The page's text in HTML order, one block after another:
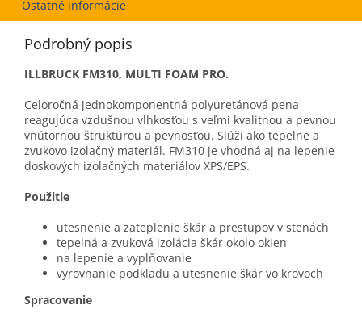
Ostatné informácie
Podrobný popis
ILLBRUCK FM310, MULTI FOAM PRO.
Celoročná jednokomponentná polyuretánová pena
reagujúca vzdušnou vlhkosťou s veľmi kvalitnou a pevnou
vnútornou štruktúrou a pevnosťou. Slúži ako tepelne a
zvukovo izolačný materiál. FM310 je vhodná aj na lepenie
doskových izolačných materiálov XPS/EPS.
Použitie
utesnenie a zateplenie škár a prestupov v stenách
tepelná a zvuková izolácia škár okolo okien
na lepenie a vyplňovanie
vyrovnanie podkladu a utesnenie škár vo krovoch
Spracovanie